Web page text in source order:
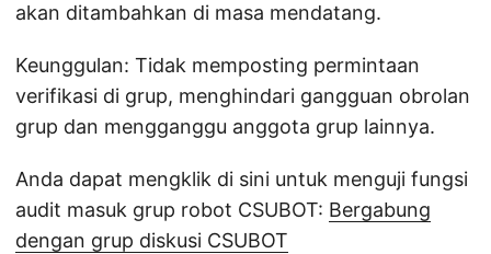
akan ditambahkan di masa mendatang.
Keunggulan: Tidak memposting permintaan
verifikasi di grup, menghindari gangguan obrolan
grup dan mengganggu anggota grup lainnya.
Anda dapat mengklik di sini untuk menguji fungsi
audit masuk grup robot CSUBOT: Bergabung
dengan grup diskusi CSUBOT